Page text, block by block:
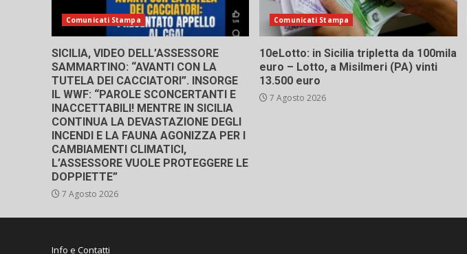
Comunicati Stampa
SICILIA, VIDEO DELL’ASSESSORE
SAMMARTINO: “AVANTI CON LA
TUTELA DEI CACCIATORI”. INSORGE
IL WWF: “PAROLE SCONCERTANTI E
INACCETTABILI! MENTRE IN SICILIA
CONTINUA LA DEVASTAZIONE DEGLI
INCENDI E LA FAUNA AGONIZZA PER I
CAMBIAMENTI CLIMATICI,
L’ASSESSORE VUOLE PROTEGGERE LE
DOPPIETTE”
7 Agosto 2026
Comunicati Stampa
10eLotto: in Sicilia tripletta da 100mila
euro – Lotto, a Misilmeri (PA) vinti
13.500 euro
7 Agosto 2026
Info e Contatti